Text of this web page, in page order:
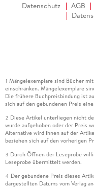
Datenschutz AGB
1 Mängelexemplare sind Bücher
einschränken. Mängelexemplare
Die frühere Buchpreisbindung ist
sich auf den gebundenen Preis
2 Diese Artikel unterliegen nicht
wurde aufgehoben oder der Preis
Alternative wird Ihnen auf der
beziehen sich auf den vorherigen
3 Durch Öffnen der Leseprobe
Leseprobe übermittelt werden.
4 Der gebundene Preis dieses
dargestellten Datums vom Verlag